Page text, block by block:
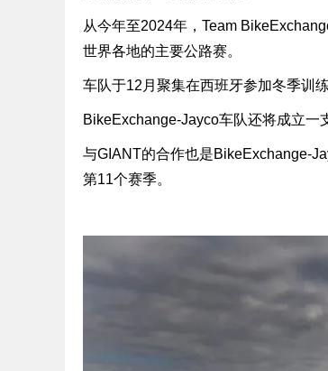
从今年至2024年，Team
世界各地的主要公路赛。
车队于12月聚集在西班牙参加冬季训
BikeExchange-Jayco车队还将成立一
与GIANT的合作也是BikeExchange-
第11个赛季。